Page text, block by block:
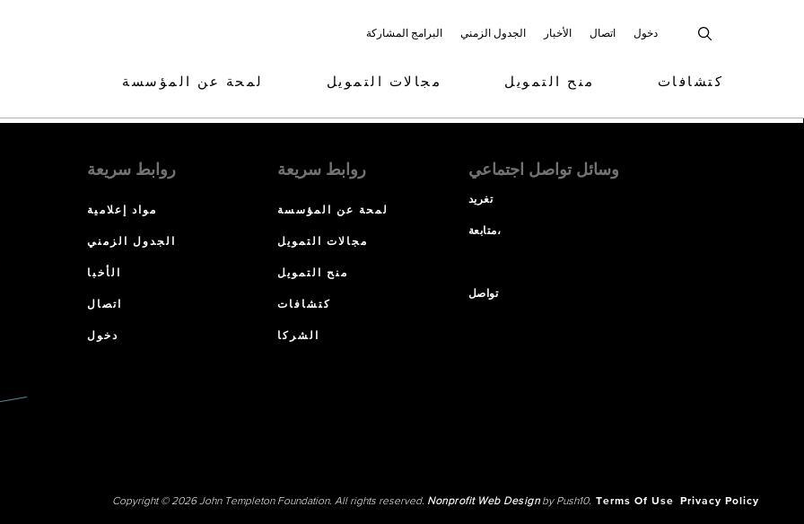
البرامج المشاركة الجدول الزمني الأخبار اتصال دخول
لمحة عن المؤسسة مجالات التمويل منح التمويل كتشافات
روابط سريعة
مواد إعلامية
الجدول الزمني
الأخبا
اتصال
دخول
روابط سريعة
لمحة عن المؤسسة
مجالات التمويل
منح التمويل
كتشافات
الشركا
وسائل تواصل اجتماعي
تغريد
متابعة،
تواصل
Copyright © 2026 John Templeton Foundation. All rights reserved. Nonprofit Web Designby Push10. Terms Of Use Privacy Policy